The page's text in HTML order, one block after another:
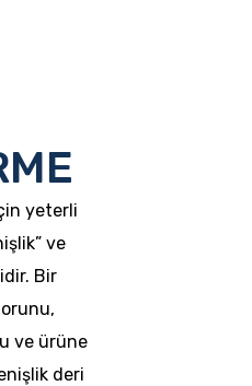
yeterli
ve
Bir
ve ürüne
deri